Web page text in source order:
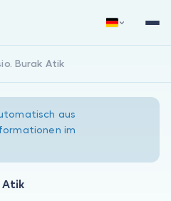
Anmelden
Burak Atik
aus
im
Atik